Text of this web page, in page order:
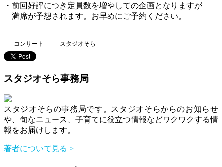
・前回好評につき定員数を増やしての企画となりますが
満席が予想されます。お早めにご予約ください。
コンサート スタジオそら
スタジオそら事務局
スタジオそらの事務局です。スタジオそらからのお知らせ
や、旬なニュース、子育てに役立つ情報などワクワクする情
報をお届けします。
著者について見る >